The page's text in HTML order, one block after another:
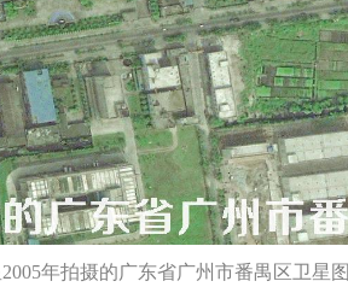
年拍摄的广东省广州市番禺区卫星图